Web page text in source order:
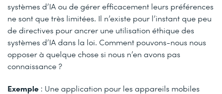
systèmes d’IA ou de gérer efficacement leurs préférences
ne sont que très limitées. Il n’existe pour l’instant que peu
de directives pour ancrer une utilisation éthique des
systèmes d’IA dans la loi. Comment pouvons-nous nous
opposer à quelque chose si nous n’en avons pas
connaissance ?
Exemple : Une application pour les appareils mobiles